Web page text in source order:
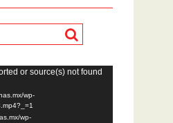
or source(s) not found
wp-
wp-